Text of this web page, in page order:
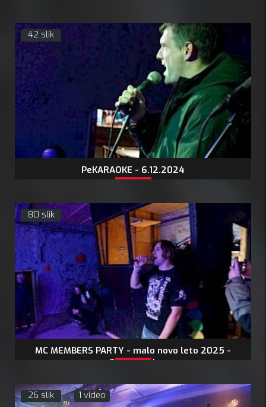
42 slik
PeKARAOKE - 6.12.2024
80 slik
MC MEMBERS PARTY - malo novo leto 2025 -
27.12.2024
26 slik 1 video